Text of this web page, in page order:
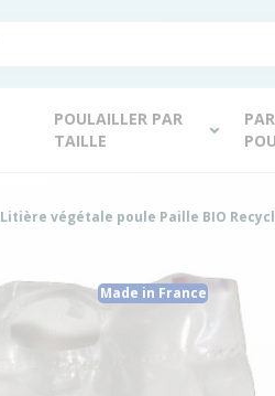
POULAILLER PAR
TAILLE
Litière végétale poule Paille BIO
Made in France